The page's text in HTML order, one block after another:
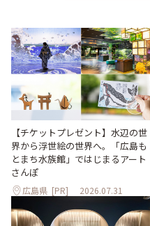
【チケットプレゼント】水辺の世
界から浮世絵の世界へ。「広島も
とまち水族館」ではじまるアート
さんぽ
広島県 [PR] 2026.07.31